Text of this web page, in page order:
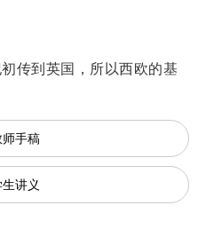
传到英国，所以西欧的基
师手稿
讲义